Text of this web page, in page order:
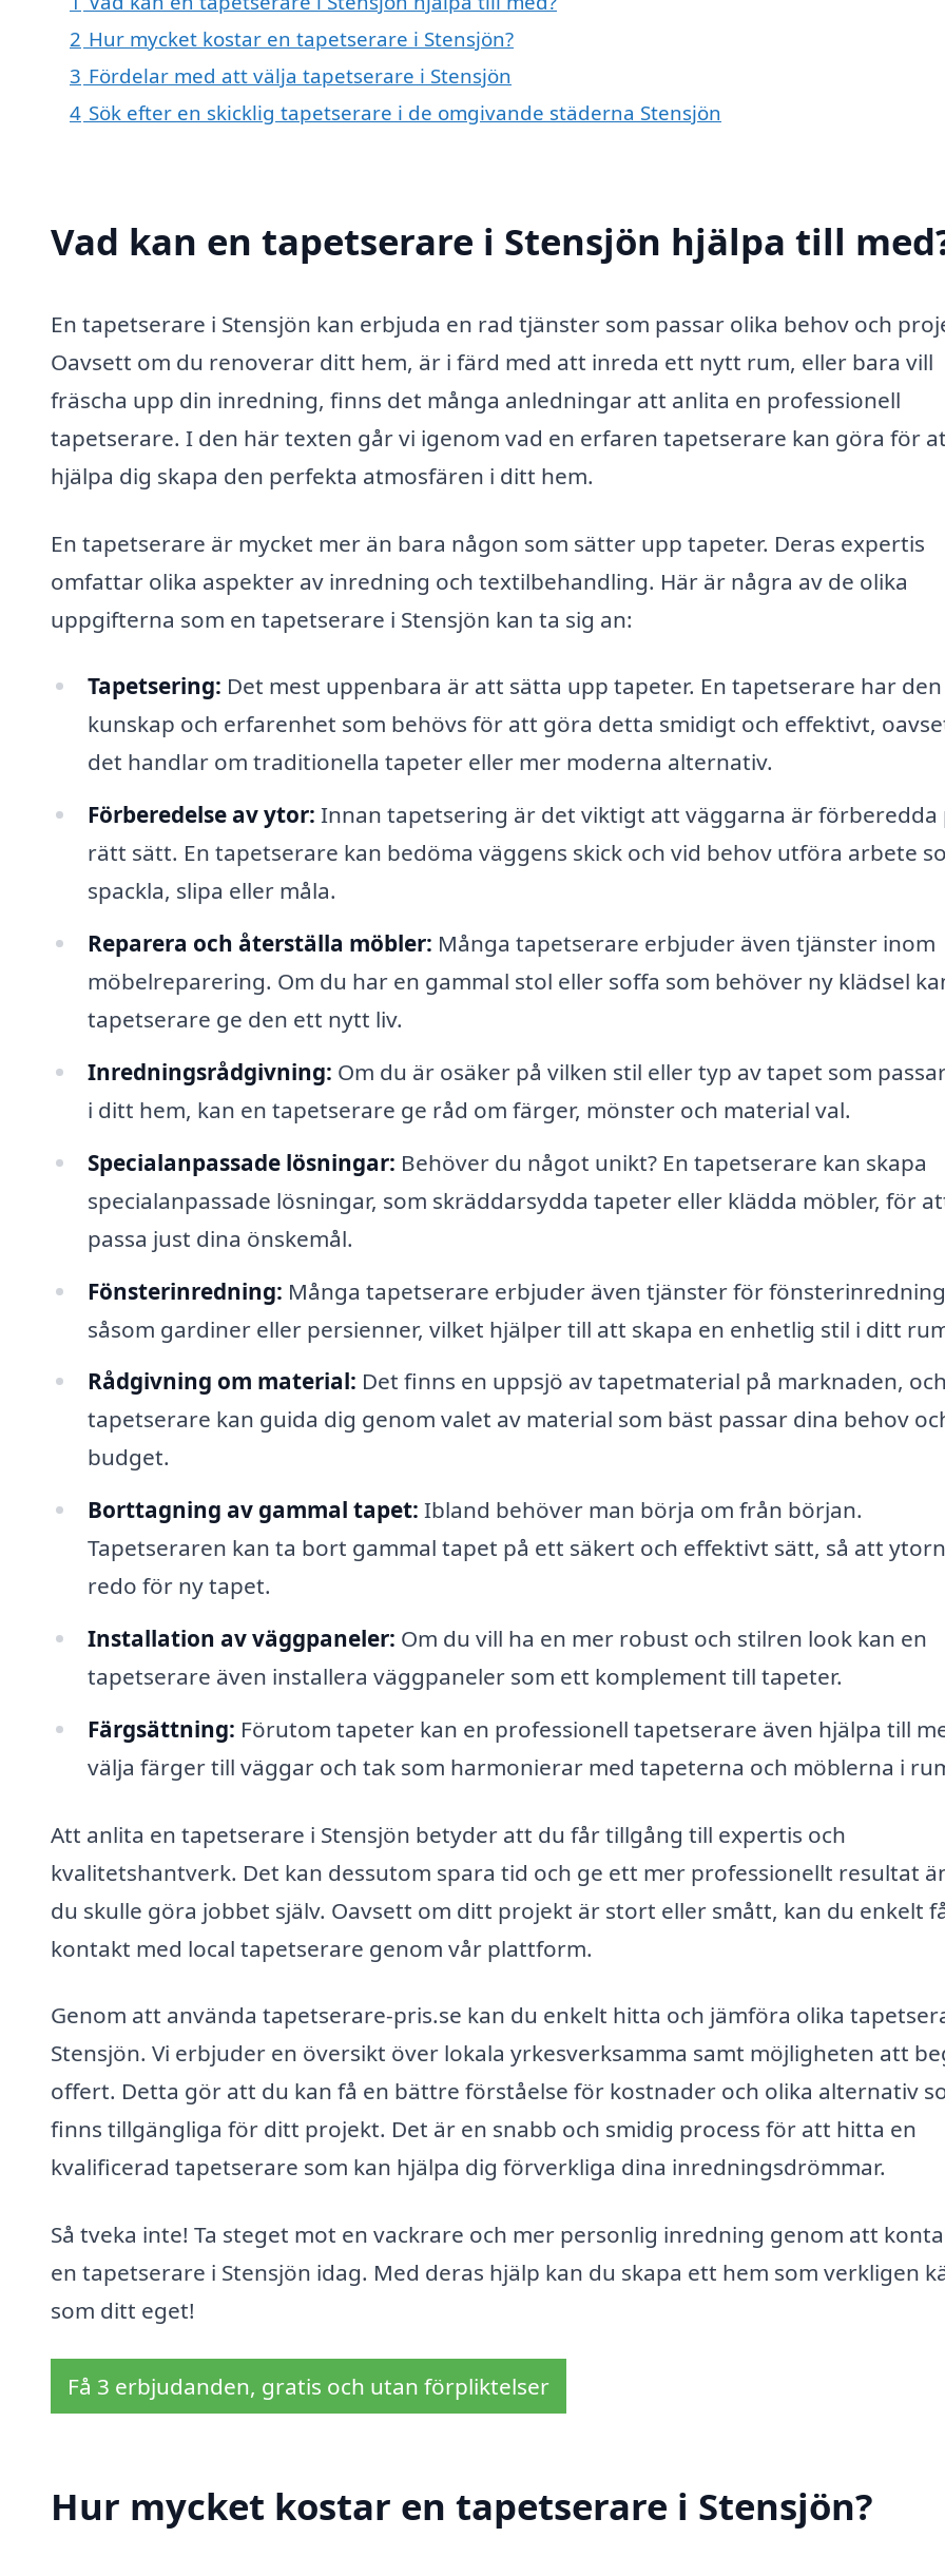
2 Hur mycket kostar en tapetserare i Stensjön?
3 Fördelar med att välja tapetserare i Stensjön
4 Sök efter en skicklig tapetserare i de omgivande städerna Stensjön
Vad kan en tapetserare i Stensjön hjälpa till
En tapetserare i Stensjön kan erbjuda en rad tjänster som passar olika behov och
Oavsett om du renoverar ditt hem, är i färd med att inreda ett nytt rum, eller bara vill
fräscha upp din inredning, finns det många anledningar att anlita en professionell
tapetserare. I den här texten går vi igenom vad en erfaren tapetserare kan göra för
hjälpa dig skapa den perfekta atmosfären i ditt hem.
En tapetserare är mycket mer än bara någon som sätter upp tapeter. Deras expertis
omfattar olika aspekter av inredning och textilbehandling. Här är några av de olika
uppgifterna som en tapetserare i Stensjön kan ta sig an:
Tapetsering: Det mest uppenbara är att sätta upp tapeter. En tapetserare har den
kunskap och erfarenhet som behövs för att göra detta smidigt och effektivt,
det handlar om traditionella tapeter eller mer moderna alternativ.
Förberedelse av ytor: Innan tapetsering är det viktigt att väggarna är förberedda
rätt sätt. En tapetserare kan bedöma väggens skick och vid behov utföra arbete
spackla, slipa eller måla.
Reparera och återställa möbler: Många tapetserare erbjuder även tjänster inom
möbelreparering. Om du har en gammal stol eller soffa som behöver ny klädsel
tapetserare ge den ett nytt liv.
Inredningsrådgivning: Om du är osäker på vilken stil eller typ av tapet som
i ditt hem, kan en tapetserare ge råd om färger, mönster och material val.
Specialanpassade lösningar: Behöver du något unikt? En tapetserare kan skapa
specialanpassade lösningar, som skräddarsydda tapeter eller klädda möbler, för
passa just dina önskemål.
Fönsterinredning: Många tapetserare erbjuder även tjänster för
såsom gardiner eller persienner, vilket hjälper till att skapa en enhetlig stil i ditt
Rådgivning om material: Det finns en uppsjö av tapetmaterial på marknaden,
tapetserare kan guida dig genom valet av material som bäst passar dina behov
budget.
Borttagning av gammal tapet: Ibland behöver man börja om från början.
Tapetseraren kan ta bort gammal tapet på ett säkert och effektivt sätt, så att
redo för ny tapet.
Installation av väggpaneler: Om du vill ha en mer robust och stilren look kan en
tapetserare även installera väggpaneler som ett komplement till tapeter.
Färgsättning: Förutom tapeter kan en professionell tapetserare även hjälpa till
välja färger till väggar och tak som harmonierar med tapeterna och möblerna i
Att anlita en tapetserare i Stensjön betyder att du får tillgång till expertis och
kvalitetshantverk. Det kan dessutom spara tid och ge ett mer professionellt resultat
du skulle göra jobbet själv. Oavsett om ditt projekt är stort eller smått, kan du enkelt
kontakt med local tapetserare genom vår plattform.
Genom att använda tapetserare-pris.se kan du enkelt hitta och jämföra olika
Stensjön. Vi erbjuder en översikt över lokala yrkesverksamma samt möjligheten att
offert. Detta gör att du kan få en bättre förståelse för kostnader och olika alternativ
finns tillgängliga för ditt projekt. Det är en snabb och smidig process för att hitta en
kvalificerad tapetserare som kan hjälpa dig förverkliga dina inredningsdrömmar.
Så tveka inte! Ta steget mot en vackrare och mer personlig inredning genom att
en tapetserare i Stensjön idag. Med deras hjälp kan du skapa ett hem som verkligen
som ditt eget!
Få 3 erbjudanden, gratis och utan förpliktelser
Hur mycket kostar en tapetserare i Stensjön?